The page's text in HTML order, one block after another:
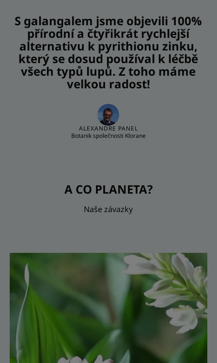
S galangalem jsme objevili 100%
přírodní a čtyřikrát rychlejší
alternativu k pyrithionu zinku,
který se dosud používal k léčbě
všech typů lupů. Z toho máme
velkou radost!
ALEXANDRE PANEL
Botanik společnosti Klorane
A CO PLANETA?
Naše závazky